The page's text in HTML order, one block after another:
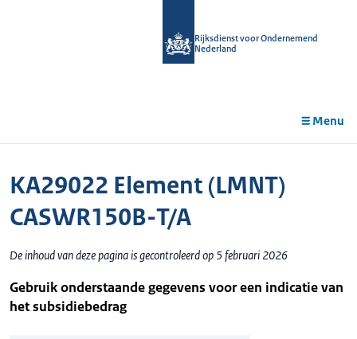
Rijksdienst voor Ondernemend
Nederland
Menu
KA29022 Element (LMNT)
CASWR150B-T/A
De inhoud van deze pagina is gecontroleerd op 5 februari 2026
Gebruik onderstaande gegevens voor een indicatie van
het subsidiebedrag